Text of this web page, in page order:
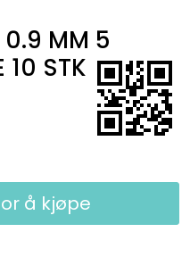
0.9 MM 5
10 STK
å kjøpe